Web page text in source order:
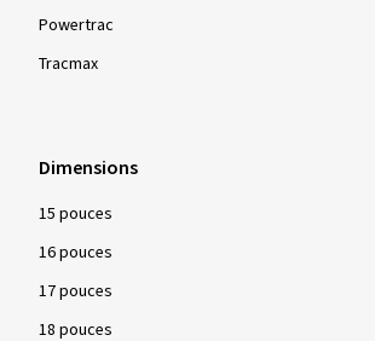
Powertrac
Tracmax
Dimensions
15 pouces
16 pouces
17 pouces
18 pouces